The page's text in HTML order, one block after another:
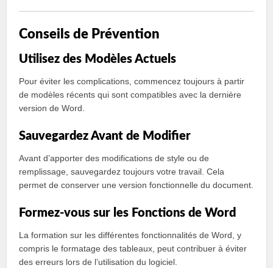
Conseils de Prévention
Utilisez des Modèles Actuels
Pour éviter les complications, commencez toujours à partir
de modèles récents qui sont compatibles avec la dernière
version de Word.
Sauvegardez Avant de Modifier
Avant d’apporter des modifications de style ou de
remplissage, sauvegardez toujours votre travail. Cela
permet de conserver une version fonctionnelle du document.
Formez-vous sur les Fonctions de Word
La formation sur les différentes fonctionnalités de Word, y
compris le formatage des tableaux, peut contribuer à éviter
des erreurs lors de l’utilisation du logiciel.